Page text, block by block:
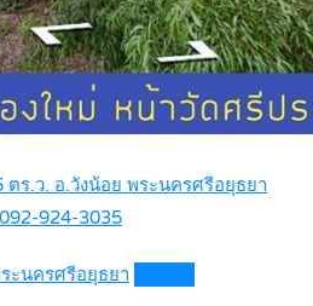
ร.ว. อ.วังน้อย พระนครศรีอยุธยา
924-3035
ะนครศรีอยุธยา